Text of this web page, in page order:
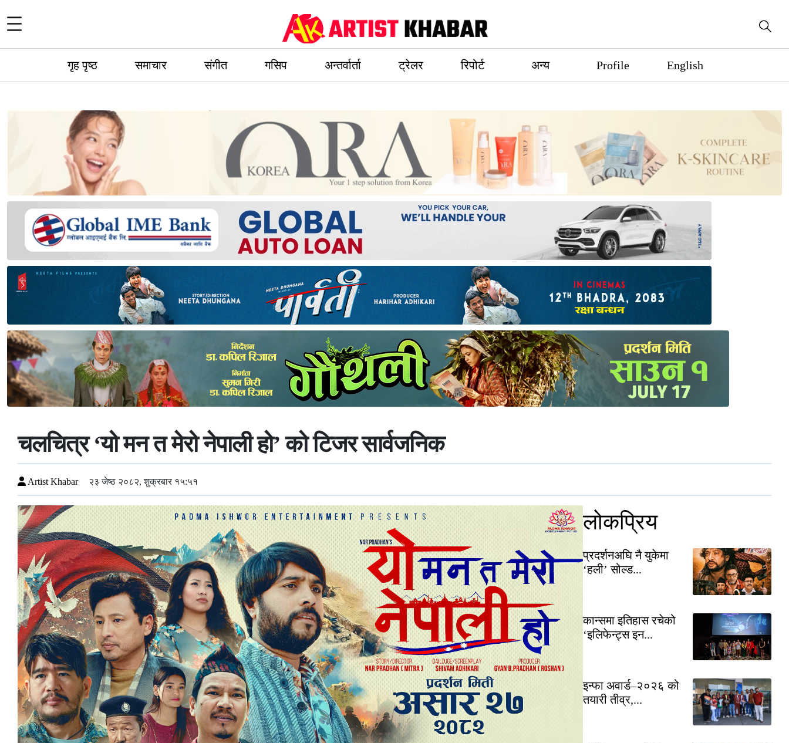
गृह पृष्ठ समाचार संगीत गसिप अन्तर्वार्ता ट्रेलर रिपोर्ट अन्य Profile English
चलचित्र ‘यो मन त मेरो नेपाली हो’ को टिजर सार्वजनिक
Artist Khabar २३ जेष्ठ २०८२, शुक्रबार १५:५१
लोकप्रिय
प्रदर्शनअघि नै युकेमा
‘हली’ सोल्ड...
कान्समा इतिहास रचेको
‘इलिफेन्ट्स इन...
इन्फा अवार्ड–२०२६ को
तयारी तीव्र,...